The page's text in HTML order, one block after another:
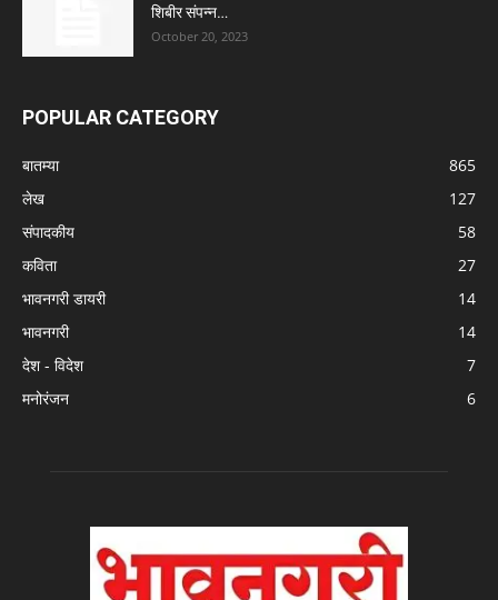
शिबीर संपन्न…
October 20, 2023
POPULAR CATEGORY
बातम्या
865
लेख
127
संपादकीय
58
कविता
27
भावनगरी डायरी
14
भावनगरी
14
देश - विदेश
7
मनोरंजन
6